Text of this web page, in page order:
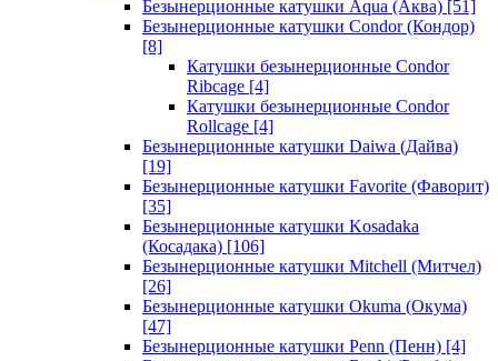
Безынерционные катушки Aqua (Аква) [51]
Безынерционные катушки Condor (Кондор)
[8]
Катушки безынерционные Condor
Ribcage [4]
Катушки безынерционные Condor
Rollcage [4]
Безынерционные катушки Daiwa (Дайва)
[19]
Безынерционные катушки Favorite (Фаворит)
[35]
Безынерционные катушки Kosadaka
(Косадака) [106]
Безынерционные катушки Mitchell (Митчел)
[26]
Безынерционные катушки Okuma (Окума)
[47]
Безынерционные катушки Penn (Пенн) [4]